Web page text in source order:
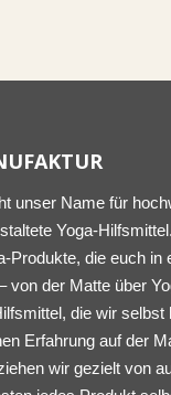
unser Name für
Yoga-
Produkte, die euch in
von der Matte über
die wir
Erfahrung auf der
wir gezielt von